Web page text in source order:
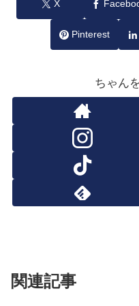
X
Pinterest
ちゃん
関連記事